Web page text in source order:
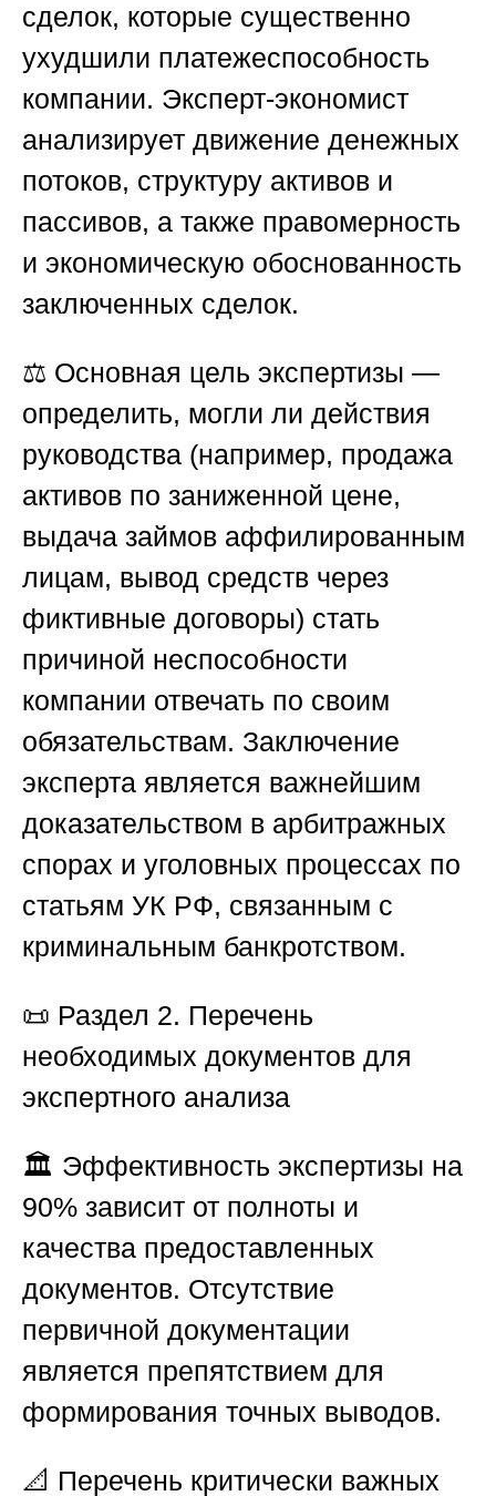
сделок, которые существенно
ухудшили платежеспособность
компании. Эксперт-экономист
анализирует движение денежных
потоков, структуру активов и
пассивов, а также правомерность
и экономическую обоснованность
заключенных сделок.
⚖️ Основная цель экспертизы —
определить, могли ли действия
руководства (например, продажа
активов по заниженной цене,
выдача займов аффилированным
лицам, вывод средств через
фиктивные договоры) стать
причиной неспособности
компании отвечать по своим
обязательствам. Заключение
эксперта является важнейшим
доказательством в арбитражных
спорах и уголовных процессах по
статьям УК РФ, связанным с
криминальным банкротством.
📜 Раздел 2. Перечень
необходимых документов для
экспертного анализа
🏛️ Эффективность экспертизы на
90% зависит от полноты и
качества предоставленных
документов. Отсутствие
первичной документации
является препятствием для
формирования точных выводов.
📐 Перечень критически важных